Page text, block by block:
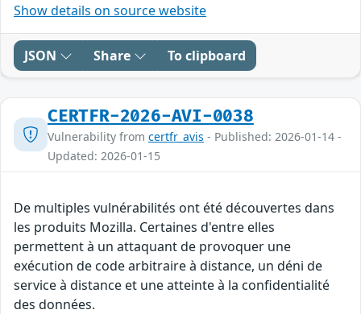
Show details on source website
JSON Share To clipboard
CERTFR-2026-AVI-0038
Vulnerability from certfr_avis - Published: 2026-01-14 -
Updated: 2026-01-15
De multiples vulnérabilités ont été découvertes dans
les produits Mozilla. Certaines d'entre elles
permettent à un attaquant de provoquer une
exécution de code arbitraire à distance, un déni de
service à distance et une atteinte à la confidentialité
des données.